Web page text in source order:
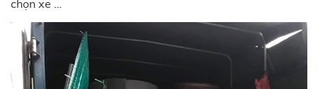
chọn xe …